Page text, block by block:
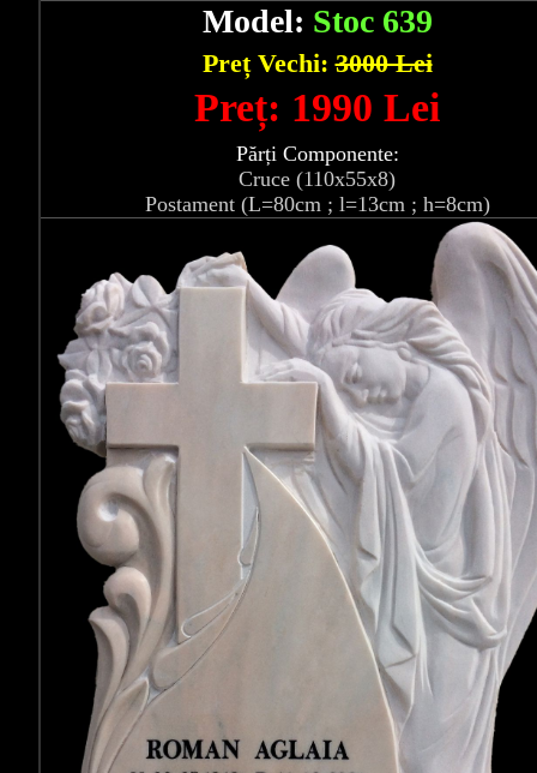
Model: Stoc 639
Preț Vechi:3000 Lei
Preț: 1990 Lei
Părți Componente:
Cruce (110x55x8)
Postament (L=80cm ; l=13cm ; h=8cm)